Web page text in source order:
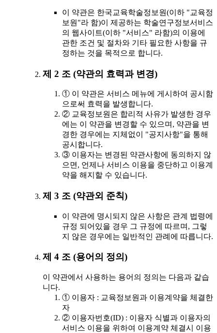
이 약관은 한국교육학술정보원(이하 "교육정
보원"라 함)이 제공하는 학술연구정보서비스
의 웹사이트(이하 "서비스" 라함)의 이용에
관한 조건 및 절차와 기타 필요한 사항을 규
정하는 것을 목적으로 합니다.
제 2 조 (약관의 효력과 변경)
① 이 약관은 서비스 메뉴에 게시하여 공시함
으로써 효력을 발생합니다.
② 교육정보원은 합리적 사유가 발생한 경우
에는 이 약관을 변경할 수 있으며, 약관을 변
경한 경우에는 지체없이 "공지사항"을 통해
공시합니다.
③ 이용자는 변경된 약관사항에 동의하지 않
으면, 언제나 서비스 이용을 중단하고 이용계
약을 해지할 수 있습니다.
제 3 조 (약관외 준칙)
이 약관에 명시되지 않은 사항은 관계 법령에
규정 되어있을 경우 그 규정에 따르며, 그렇
지 않은 경우에는 일반적인 관례에 따릅니다.
제 4 조 (용어의 정의)
이 약관에서 사용하는 용어의 정의는 다음과 같습
니다.
① 이용자 : 교육정보원과 이용계약을 체결한
자
② 이용자번호(ID) : 이용자 식별과 이용자의
서비스 이용을 위하여 이용계약 체결시 이용